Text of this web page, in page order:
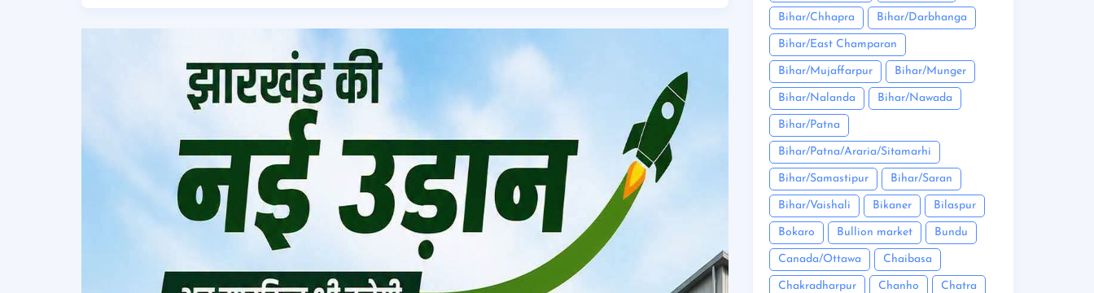
Bihar/Chhapra Bihar/Darbhanga
Bihar/East Champaran
Bihar/Mujaffarpur Bihar/Munger
Bihar/Nalanda Bihar/Nawada
Bihar/Patna
Bihar/Patna/Araria/Sitamarhi
Bihar/Samastipur Bihar/Saran
Bihar/Vaishali Bikaner Bilaspur
Bokaro Bullion market Bundu
Canada/Ottawa Chaibasa
Chakradharpur Chanho Chatra